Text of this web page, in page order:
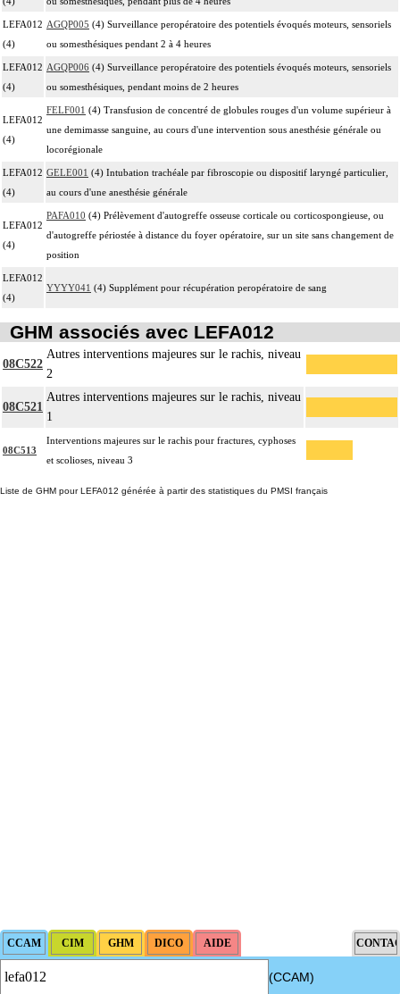
LEFA012
(4)
AGQP005 (4) Surveillance peropératoire des potentiels évoqués moteurs, sensoriels
ou somesthésiques pendant 2 à 4 heures
LEFA012
(4)
AGQP006 (4) Surveillance peropératoire des potentiels évoqués moteurs, sensoriels
ou somesthésiques, pendant moins de 2 heures
LEFA012
(4)
FELF001 (4) Transfusion de concentré de globules rouges d'un volume supérieur à
une demimasse sanguine, au cours d'une intervention sous anesthésie générale ou
locorégionale
LEFA012
(4)
GELE001 (4) Intubation trachéale par fibroscopie ou dispositif laryngé particulier,
au cours d'une anesthésie générale
LEFA012
(4)
PAFA010 (4) Prélèvement d'autogreffe osseuse corticale ou corticospongieuse, ou
d'autogreffe périostée à distance du foyer opératoire, sur un site sans changement de
position
LEFA012
(4)
YYYY041 (4) Supplément pour récupération peropératoire de sang
GHM associés avec LEFA012
08C522
Autres interventions majeures sur le rachis, niveau
2
08C521
Autres interventions majeures sur le rachis, niveau
1
08C513
Interventions majeures sur le rachis pour fractures, cyphoses
et scolioses, niveau 3
Liste de GHM pour LEFA012 générée à partir des statistiques du PMSI français
(CCAM)